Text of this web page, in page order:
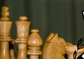
Skip
to
content